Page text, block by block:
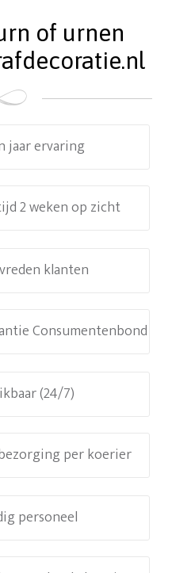
of urnen
jaar ervaring
2 weken op zicht
klanten
Consumentenbond
(24/7)
per koerier
personeel